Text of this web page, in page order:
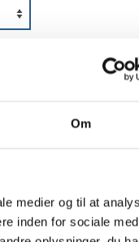
Om
medier og til at
inden for sociale
fragt over 499 kr
INFORMATION